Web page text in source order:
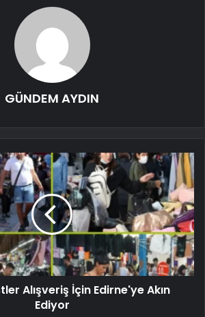
GÜNDEM AYDIN
Alışveriş İçin Edirne'ye Akın
Ediyor